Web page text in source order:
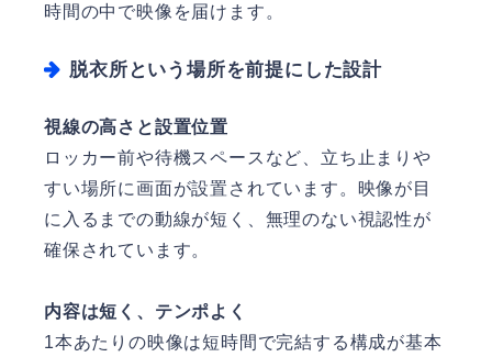
時間の中で映像を届けます。
脱衣所という場所を前提にした設計
視線の高さと設置位置
ロッカー前や待機スペースなど、立ち止まりや
すい場所に画面が設置されています。映像が目
に入るまでの動線が短く、無理のない視認性が
確保されています。
内容は短く、テンポよく
1本あたりの映像は短時間で完結する構成が基本